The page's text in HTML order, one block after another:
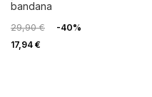
bandana
29,90 €
-40%
17,94 €